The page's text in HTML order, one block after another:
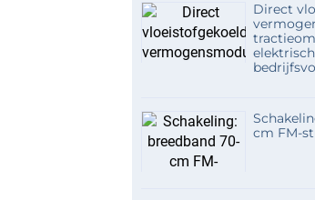
Direct
cm FM-